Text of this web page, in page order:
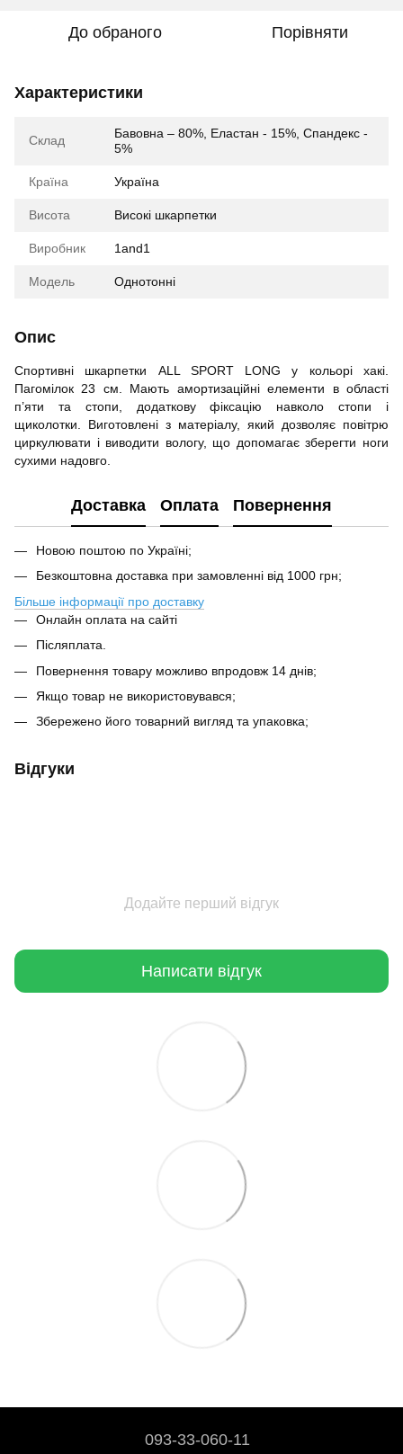
До обраного Порівняти
Характеристики
Склад
Бавовна – 80%, Еластан - 15%, Спандекс -
5%
Країна Україна
Висота Високі шкарпетки
Виробник 1and1
Модель Однотонні
Опис
Спортивні шкарпетки ALL SPORT LONG у кольорі хакі.
Пагомілок 23 см. Мають амортизаційні елементи в області
п’яти та стопи, додаткову фіксацію навколо стопи і
щиколотки. Виготовлені з матеріалу, який дозволяє повітрю
циркулювати і виводити вологу, що допомагає зберегти ноги
сухими надовго.
Доставка Оплата Повернення
Новою поштою по Україні;
Безкоштовна доставка при замовленні від 1000 грн;
Більше інформації про доставку
Онлайн оплата на сайті
Післяплата.
Повернення товару можливо впродовж 14 днів;
Якщо товар не використовувався;
Збережено його товарний вигляд та упаковка;
Відгуки
Додайте перший відгук
Написати відгук
093-33-060-11